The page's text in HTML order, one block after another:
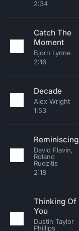
2:34
Catch The
Moment
Bjorn Lynne
2:16
Decade
Alex Wright
1:53
Reminiscing
David Flavin,
Roland
Rudzitis
2:18
Thinking Of
You
Dustin Taylor
Phillips